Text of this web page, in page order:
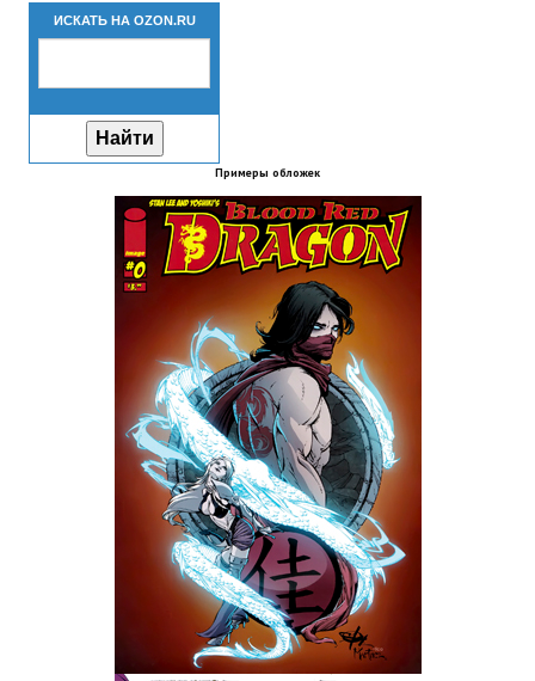
Моды группы
Теневой кардинал для Скайрима
Работы Alexandra10
Apella CBBE SSE BodySlide (with Physics)
Apella 2.0 CBBE SSE BodySlide (with Physics)
Kitana CBBE SSE BodySlide (with Physics)
New Light Skyrim SE
SB Corset Armor CBBE SSE BodySlide (with Physics)
Wedding Wear CBBE SSE BodySlide (with Physics)
Работы Тестера 55
ИСКАТЬ НА OZON.RU
Примеры обложек